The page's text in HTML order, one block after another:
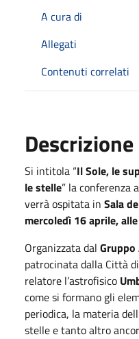
A cura di
Allegati
Contenuti correlati
Descrizione
Si intitola “Il Sole, le
le stelle” la conferenza
verrà ospitata in Sala
mercoledì 16 aprile,
Organizzata dal
patrocinata dalla Città
relatore l’astrofisico
come si formano gli
periodica, la materia
stelle e tanto altro